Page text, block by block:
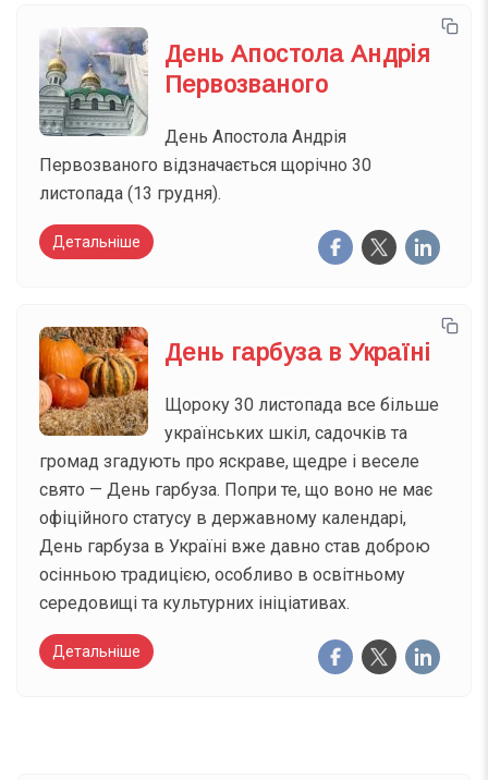
День Апостола Андрія
Первозваного
День Апостола Андрія
Первозваного відзначається щорічно 30
листопада (13 грудня).
Детальніше
День гарбуза в Україні
Щороку 30 листопада все більше
українських шкіл, садочків та
громад згадують про яскраве, щедре і веселе
свято — День гарбуза. Попри те, що воно не має
офіційного статусу в державному календарі,
День гарбуза в Україні вже давно став доброю
осінньою традицією, особливо в освітньому
середовищі та культурних ініціативах.
Детальніше